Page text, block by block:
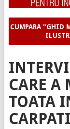
CUMPARA "GHID
CARE A
TOATA